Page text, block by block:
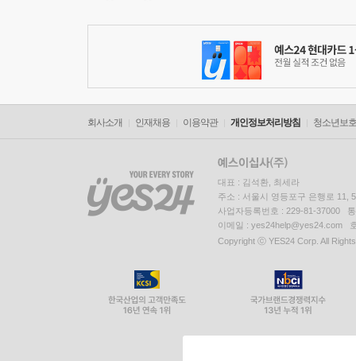
회사소개 인재채용 이용약관 개인정보처리방침 청소년보
대표 : 김석환, 최세라
주소 : 서울시 영등포구 은행로 11,
사업자등록번호 : 229-81-37000
이메일 : yes24help@yes24.com
Copyright ⓒ YES24 Corp. All